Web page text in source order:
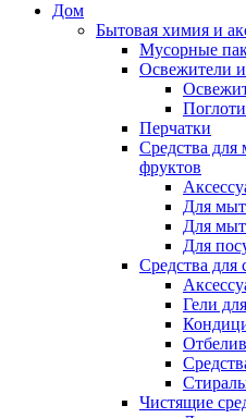
Дом
Бытовая химия и
Мусорные
Освежители и
Перчатки
Средства
фруктов
Для
Для
Для
Средства для
Гели
Чистящие